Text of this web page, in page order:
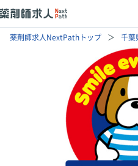
薬剤師求人NextPathトップ 千葉